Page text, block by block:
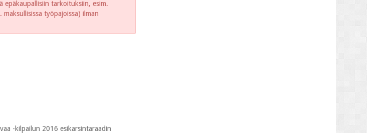
epäkaupallisiin tarkoituksiin, esim.
työpajoissa) ilman
-kilpailun 2016 esikarsintaraadin